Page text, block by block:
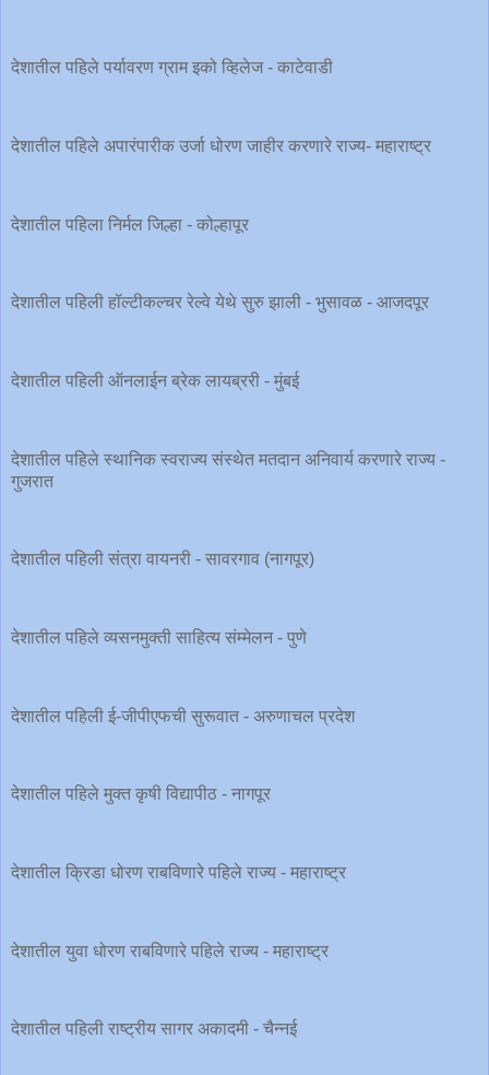
देशातील पहिले पर्यावरण ग्राम इको व्हिलेज - काटेवाडी
देशातील पहिले अपारंपारीक उर्जा धोरण जाहीर करणारे राज्य- महाराष्ट्र
देशातील पहिला निर्मल जिल्हा - कोल्हापूर
देशातील पहिली हॉल्टीकल्चर रेल्वे येथे सुरु झाली - भुसावळ - आजदपूर
देशातील पहिली ऑनलाईन ब्रेक लायब्ररी - मुंबई
देशातील पहिले स्थानिक स्वराज्य संस्थेत मतदान अनिवार्य करणारे राज्य -
गुजरात
देशातील पहिली संत्रा वायनरी - सावरगाव (नागपूर)
देशातील पहिले व्यसनमुक्ती साहित्य संम्मेलन - पुणे
देशातील पहिली ई-जीपीएफची सुरूवात - अरुणाचल प्रदेश
देशातील पहिले मुक्त कृषी विद्यापीठ - नागपूर
देशातील क्रिडा धोरण राबविणारे पहिले राज्य - महाराष्ट्र
देशातील युवा धोरण राबविणारे पहिले राज्य - महाराष्ट्र
देशातील पहिली राष्ट्रीय सागर अकादमी - चैन्नई